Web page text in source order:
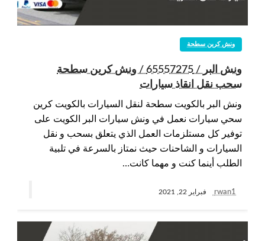
ونش كرين سطحة
ونش البر / 65557275 / ونش كرين سطحة
سحب نقل انقاذ سيارات
ونش البر بالكويت سطحة لنقل السيارات بالكويت كرين
سحي سيارات نعمل في ونش سيارات البر الكويت على
توفير كل مستلزمات العمل الذي يتعلق بسحب و نقل
السيارات و الشاحنات حيث نمتاز بالسرعة في تلبية
الطلب أينما كنت و مهما كانت…
rwan1 فبراير 22, 2021